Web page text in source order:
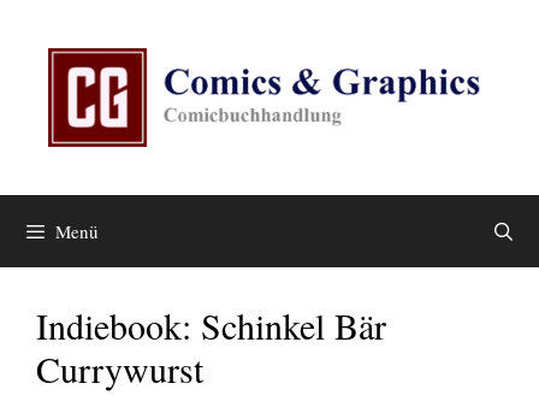
Menü
Indiebook: Schinkel Bär
Currywurst